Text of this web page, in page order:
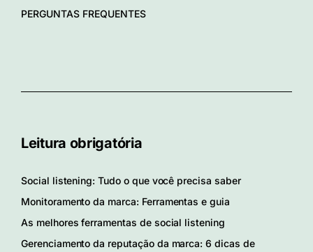
PERGUNTAS FREQUENTES
Leitura obrigatória
Social listening: Tudo o que você precisa saber
Monitoramento da marca: Ferramentas e guia
As melhores ferramentas de social listening
Gerenciamento da reputação da marca: 6 dicas de